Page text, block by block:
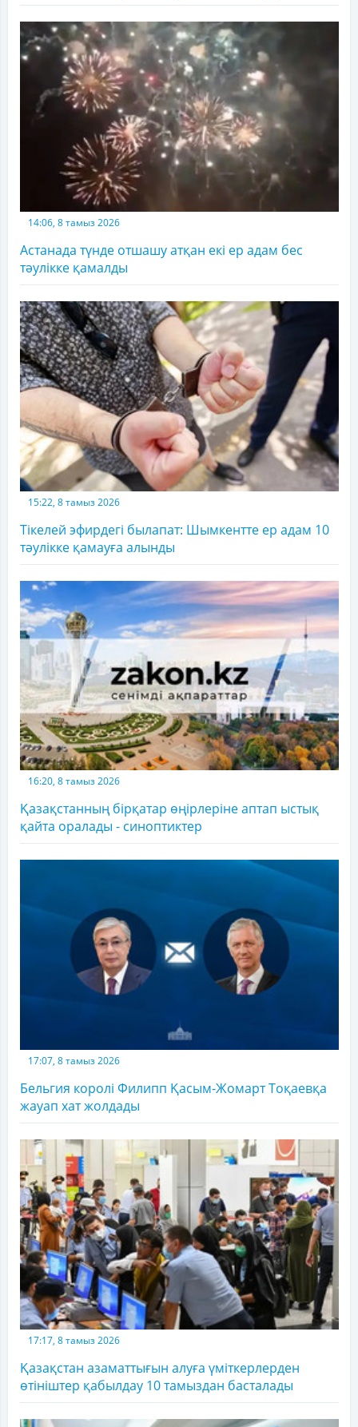
14:06, 8 тамыз 2026
Астанада түнде отшашу атқан екі ер адам бес
тәулікке қамалды
15:22, 8 тамыз 2026
Тікелей эфирдегі былапат: Шымкентте ер адам 10
тәулікке қамауға алынды
16:20, 8 тамыз 2026
Қазақстанның бірқатар өңірлеріне аптап ыстық
қайта оралады - синоптиктер
17:07, 8 тамыз 2026
Бельгия королі Филипп Қасым-Жомарт Тоқаевқа
жауап хат жолдады
17:17, 8 тамыз 2026
Қазақстан азаматтығын алуға үміткерлерден
өтініштер қабылдау 10 тамыздан басталады